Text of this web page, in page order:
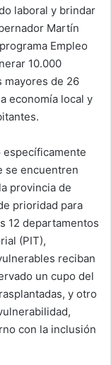
laboral y brindar
Martín
Empleo
10.000
mayores de 26
economía local y
específicamente
se encuentren
provincia de
prioridad para
12 departamentos
(PIT),
reciban
un cupo del
y otro
con la inclusión